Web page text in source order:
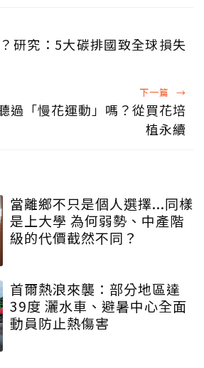
研究：5大碳排國致全球損失
下一篇 →
過「慢花運動」嗎？從買花培
植永續
當離鄉不只是個人選擇...同樣
是上大學 為何弱勢、中產階
級的代價截然不同？
首爾熱浪來襲：部分地區達
39度 灑水車、避暑中心全面
動員防止熱傷害